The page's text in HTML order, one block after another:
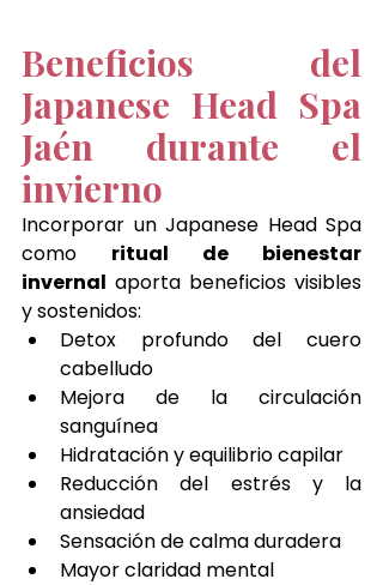
Beneficios del
Japanese Head Spa
Jaén durante el
invierno
Incorporar un Japanese Head Spa
como ritual de bienestar
invernal aporta beneficios visibles
y sostenidos:
Detox profundo del cuero
cabelludo
Mejora de la circulación
sanguínea
Hidratación y equilibrio capilar
Reducción del estrés y la
ansiedad
Sensación de calma duradera
Mayor claridad mental